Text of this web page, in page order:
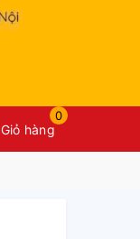
0
Giỏ hàng